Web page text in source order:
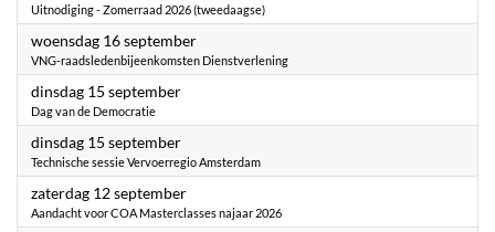
Uitnodiging - Zomerraad 2026 (tweedaagse)
woensdag 16 september2026
VNG-raadsledenbijeenkomsten Dienstverlening
dinsdag 15 september2026
Dag van de Democratie
dinsdag 15 september2026
Technische sessie Vervoerregio Amsterdam
zaterdag 12 september2026
Aandacht voor COA Masterclasses najaar 2026